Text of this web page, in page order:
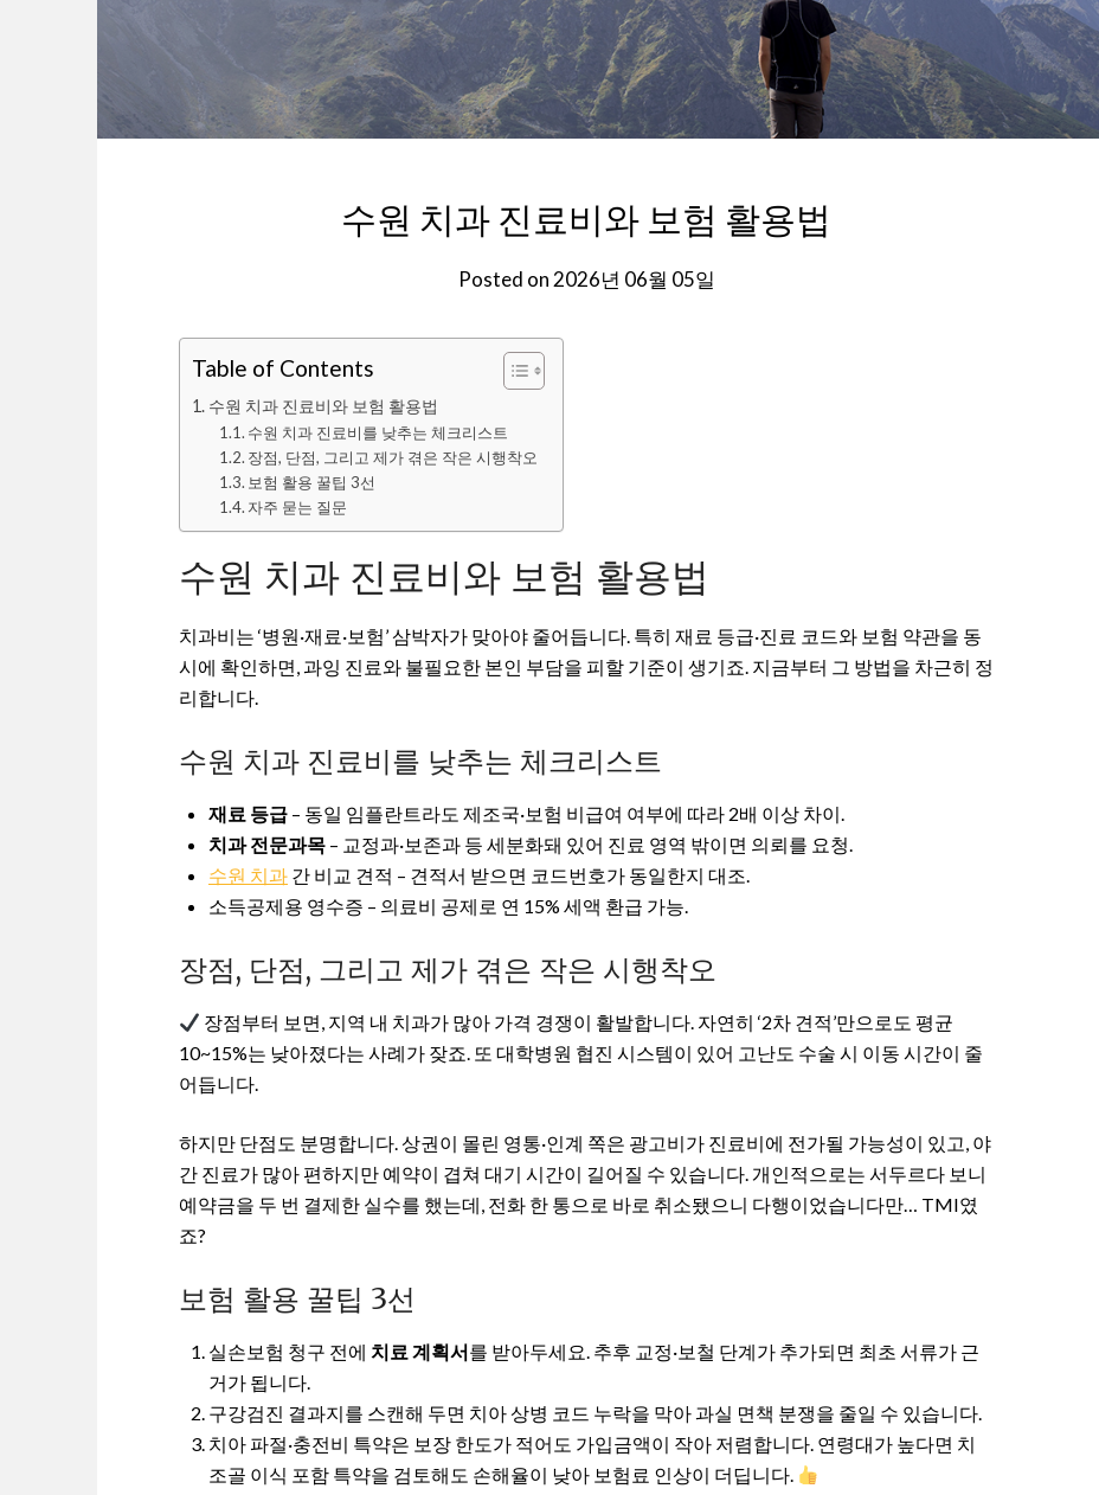
수원 치과 진료비와 보험 활용법
Posted on2026년 06월 05일
Table of Contents
수원 치과 진료비와 보험 활용법
수원 치과 진료비를 낮추는 체크리스트
장점, 단점, 그리고 제가 겪은 작은 시행착오
보험 활용 꿀팁 3선
자주 묻는 질문
수원 치과 진료비와 보험 활용법
치과비는 ‘병원·재료·보험’ 삼박자가 맞아야 줄어듭니다. 특히 재료 등급·진료 코드와 보험 약관을 동
시에 확인하면, 과잉 진료와 불필요한 본인 부담을 피할 기준이 생기죠. 지금부터 그 방법을 차근히 정
리합니다.
수원 치과 진료비를 낮추는 체크리스트
재료 등급 – 동일 임플란트라도 제조국·보험 비급여 여부에 따라 2배 이상 차이.
치과 전문과목 – 교정과·보존과 등 세분화돼 있어 진료 영역 밖이면 의뢰를 요청.
수원 치과 간 비교 견적 – 견적서 받으면 코드번호가 동일한지 대조.
소득공제용 영수증 – 의료비 공제로 연 15% 세액 환급 가능.
장점, 단점, 그리고 제가 겪은 작은 시행착오
장점부터 보면, 지역 내 치과가 많아 가격 경쟁이 활발합니다. 자연히 ‘2차 견적’만으로도 평균
10~15%는 낮아졌다는 사례가 잦죠. 또 대학병원 협진 시스템이 있어 고난도 수술 시 이동 시간이 줄
어듭니다.
하지만 단점도 분명합니다. 상권이 몰린 영통·인계 쪽은 광고비가 진료비에 전가될 가능성이 있고, 야
간 진료가 많아 편하지만 예약이 겹쳐 대기 시간이 길어질 수 있습니다. 개인적으로는 서두르다 보니
예약금을 두 번 결제한 실수를 했는데, 전화 한 통으로 바로 취소됐으니 다행이었습니다만… TMI였
죠?
보험 활용 꿀팁 3선
실손보험 청구 전에 치료 계획서를 받아두세요. 추후 교정·보철 단계가 추가되면 최초 서류가 근
거가 됩니다.
구강검진 결과지를 스캔해 두면 치아 상병 코드 누락을 막아 과실 면책 분쟁을 줄일 수 있습니다.
치아 파절·충전비 특약은 보장 한도가 적어도 가입금액이 작아 저렴합니다. 연령대가 높다면 치
조골 이식 포함 특약을 검토해도 손해율이 낮아 보험료 인상이 더딥니다.